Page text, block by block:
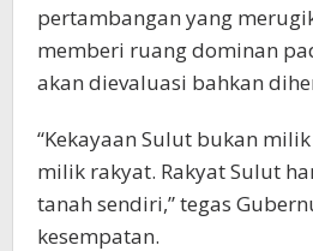
pertambangan yang
memberi ruang dominan
akan dievaluasi bahkan
“Kekayaan Sulut bukan
milik rakyat. Rakyat Sulut
tanah sendiri,” tegas
kesempatan.